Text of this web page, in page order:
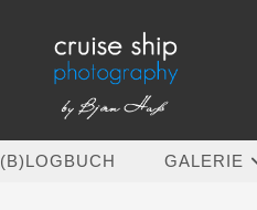
(B)LOGBUCH GALERIE